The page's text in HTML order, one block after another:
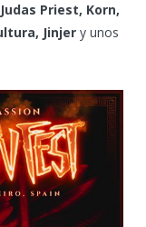
Judas Priest, Korn,
Jinjer y unos